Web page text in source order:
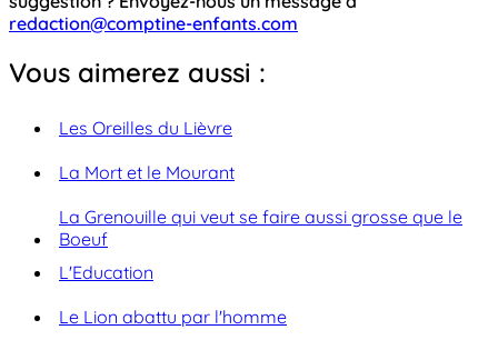
redaction@comptine-enfants.com
Vous aimerez aussi :
Les Oreilles du Lièvre
La Mort et le Mourant
La Grenouille qui veut se faire aussi grosse que le
Boeuf
L'Education
Le Lion abattu par l'homme